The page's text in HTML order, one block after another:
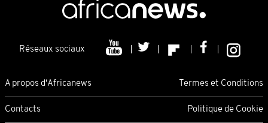
Réseaux sociaux
A propos d'Africanews Termes et Conditions
Contacts Politique de Cookie